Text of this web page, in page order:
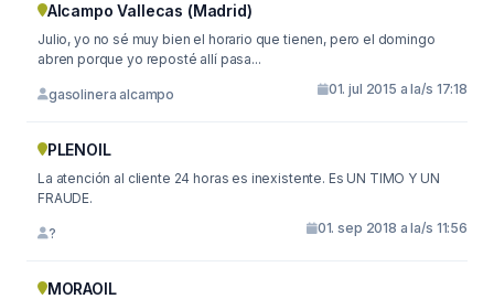
Alcampo Vallecas (Madrid)
Julio, yo no sé muy bien el horario que tienen, pero el domingo
abren porque yo reposté allí pasa...
gasolinera alcampo 01. jul 2015 a la/s 17:18
PLENOIL
La atención al cliente 24 horas es inexistente. Es UN TIMO Y UN
FRAUDE.
? 01. sep 2018 a la/s 11:56
MORAOIL